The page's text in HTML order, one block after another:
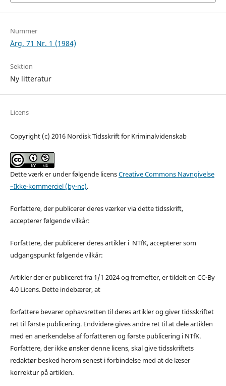
Nummer
Årg. 71 Nr. 1 (1984)
Sektion
Ny litteratur
Licens
Copyright (c) 2016 Nordisk Tidsskrift for Kriminalvidenskab
Dette værk er under følgende licensCreative Commons Navngivelse
–Ikke-kommerciel (by-nc).
Forfattere, der publicerer deres værker via dette tidsskrift,
accepterer følgende vilkår:
Forfattere, der publicerer deres artikler i NTfK, accepterer som
udgangspunkt følgende vilkår:
Artikler der er publiceret fra 1/1 2024 og fremefter, er tildelt en CC-By
4.0 Licens. Dette indebærer, at
forfattere bevarer ophavsretten til deres artikler og giver tidsskriftet
ret til første publicering. Endvidere gives andre ret til at dele artiklen
med en anerkendelse af forfatteren og første publicering i NTfK.
Forfattere, der ikke ønsker denne licens, skal give tidsskriftets
redaktør besked herom senest i forbindelse med at de læser
korrektur på artiklen.